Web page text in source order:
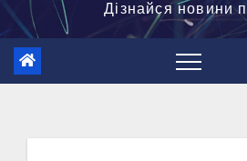
Дізнайся новини